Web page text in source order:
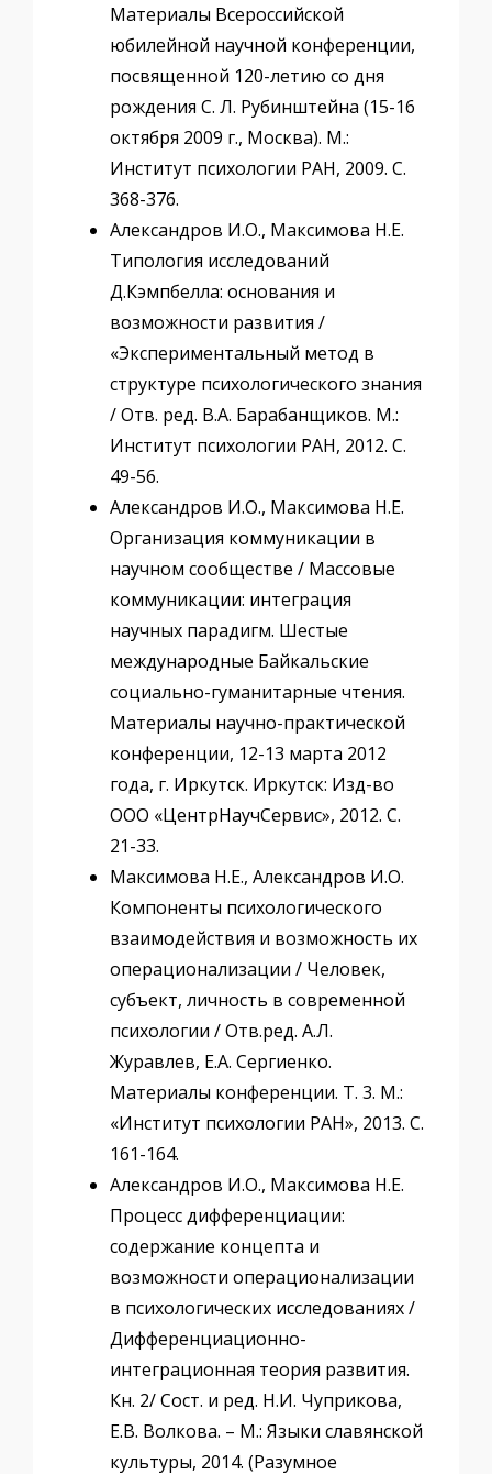
Материалы Всероссийской
юбилейной научной конференции,
посвященной 120-летию со дня
рождения С. Л. Рубинштейна (15-16
октября 2009 г., Москва). М.:
Институт психологии РАН, 2009. С.
368-376.
Александров И.О., Максимова Н.Е.
Типология исследований
Д.Кэмпбелла: основания и
возможности развития /
«Экспериментальный метод в
структуре психологического знания
/ Отв. ред. В.А. Барабанщиков. М.:
Институт психологии РАН, 2012. С.
49-56.
Александров И.О., Максимова Н.Е.
Организация коммуникации в
научном сообществе / Массовые
коммуникации: интеграция
научных парадигм. Шестые
международные Байкальские
социально-гуманитарные чтения.
Материалы научно-практической
конференции, 12-13 марта 2012
года, г. Иркутск. Иркутск: Изд-во
ООО «ЦентрНаучСервис», 2012. С.
21-33.
Максимова Н.Е., Александров И.О.
Компоненты психологического
взаимодействия и возможность их
операционализации / Человек,
субъект, личность в современной
психологии / Отв.ред. А.Л.
Журавлев, Е.А. Сергиенко.
Материалы конференции. Т. 3. М.:
«Институт психологии РАН», 2013. С.
161-164.
Александров И.О., Максимова Н.Е.
Процесс дифференциации:
содержание концепта и
возможности операционализации
в психологических исследованиях /
Дифференциационно-
интеграционная теория развития.
Кн. 2/ Сост. и ред. Н.И. Чуприкова,
Е.В. Волкова. – М.: Языки славянской
культуры, 2014. (Разумное